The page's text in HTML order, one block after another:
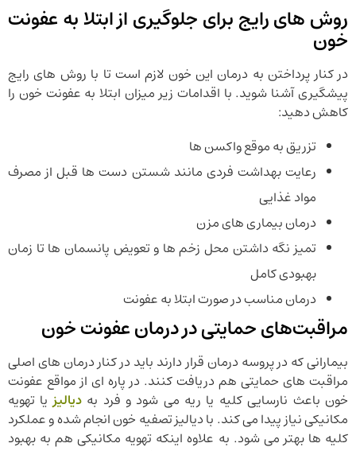
روش های رایج برای جلوگیری از ابتلا به عفونت
خون
در کنار پرداختن به درمان این خون لازم است تا با روش های رایج
پیشگیری آشنا شوید. با اقدامات زیر میزان ابتلا به عفونت خون را
کاهش دهید:
تزریق به موقع واکسن ها
رعایت بهداشت فردی مانند شستن دست ها قبل از مصرف
مواد غذایی
درمان بیماری های مزن
تمیز نگه داشتن محل زخم ها و تعویض پانسمان ها تا زمان
بهبودی کامل
درمان مناسب در صورت ابتلا به عفونت
مراقبت‌های حمایتی در درمان عفونت خون
بیمارانی که در پروسه درمان قرار دارند باید در کنار درمان های اصلی
مراقبت های حمایتی هم دریافت کنند. در پاره ای از مواقع عفونت
خون باعث نارسایی کلیه یا ریه می شود و فرد بهدیالیزیا تهویه
مکانیکی نیاز پیدا می کند. با دیالیز تصفیه خون انجام شده و عملکرد
کلیه ها بهتر می شود. به علاوه اینکه تهویه مکانیکی هم به بهبود